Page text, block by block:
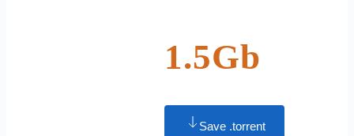
1.5Gb
Save .torrent